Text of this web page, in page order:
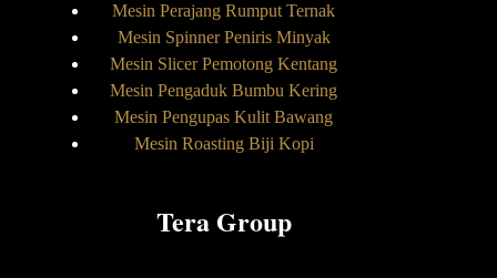
Mesin Perajang Rumput Ternak
Mesin Spinner Peniris Minyak
Mesin Slicer Pemotong Kentang
Mesin Pengaduk Bumbu Kering
Mesin Pengupas Kulit Bawang
Mesin Roasting Biji Kopi
Tera Group